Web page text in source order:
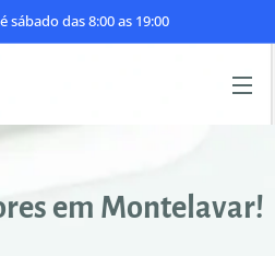
sábado das 8:00 as 19:00
em Montelavar!